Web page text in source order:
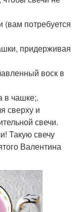
(вам потребуется
придерживая
воск в
в чашке;.
сверху и
свечи.
Такую свечу
Валентина